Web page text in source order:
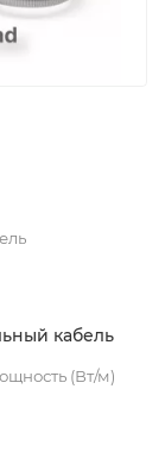
кабель
(Вт/м)